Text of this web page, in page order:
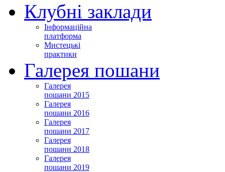
Клубні заклади
Інформаційна
платформа
Мистецькі
практики
Галерея пошани
Галерея
пошани 2015
Галерея
пошани 2016
Галерея
пошани 2017
Галерея
пошани 2018
Галерея
пошани 2019